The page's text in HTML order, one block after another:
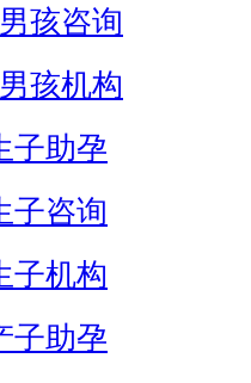
孩咨询
孩机构
子助孕
子咨询
子机构
子助孕